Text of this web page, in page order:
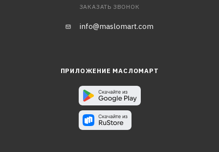
ЗАКАЗАТЬ ЗВОНОК
info@maslomart.com
ПРИЛОЖЕНИЕ МАСЛОМАРТ